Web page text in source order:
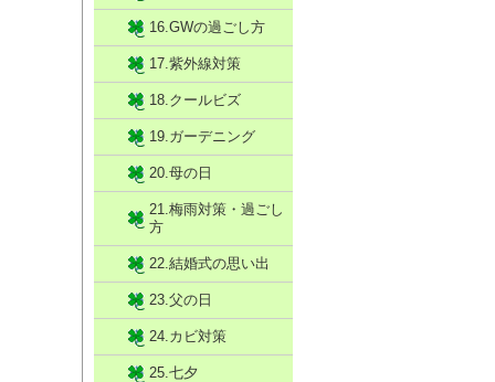
16.GWの過ごし方
17.紫外線対策
18.クールビズ
19.ガーデニング
20.母の日
21.梅雨対策・過ごし
方
22.結婚式の思い出
23.父の日
24.カビ対策
25.七夕